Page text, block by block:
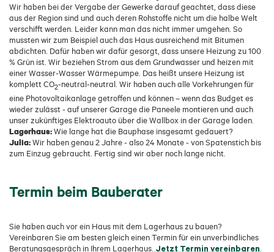
Wir haben bei der Vergabe der Gewerke darauf geachtet, dass diese
aus der Region sind und auch deren Rohstoffe nicht um die halbe Welt
verschifft werden. Leider kann man das nicht immer umgehen. So
mussten wir zum Beispiel auch das Haus ausreichend mit Bitumen
abdichten. Dafür haben wir dafür gesorgt, dass unsere Heizung zu 100
% Grün ist. Wir beziehen Strom aus dem Grundwasser und heizen mit
einer Wasser-Wasser Wärmepumpe. Das heißt unsere Heizung ist
komplett CO2-neutral-neutral. Wir haben auch alle Vorkehrungen für
eine Photovoltaikanlage getroffen und können – wenn das Budget es
wieder zulässt - auf unserer Garage die Paneele montieren und auch
unser zukünftiges Elektroauto über die Wallbox in der Garage laden.
Lagerhaus:Wie lange hat die Bauphase insgesamt gedauert?
Julia:Wir haben genau 2 Jahre - also 24 Monate - von Spatenstich bis
zum Einzug gebraucht. Fertig sind wir aber noch lange nicht.
Termin beim Bauberater
Sie haben auch vor ein Haus mit dem Lagerhaus zu bauen?
Vereinbaren Sie am besten gleich einen Termin für ein unverbindliches
Beratungsgespräch in Ihrem Lagerhaus. Jetzt Termin vereinbaren.